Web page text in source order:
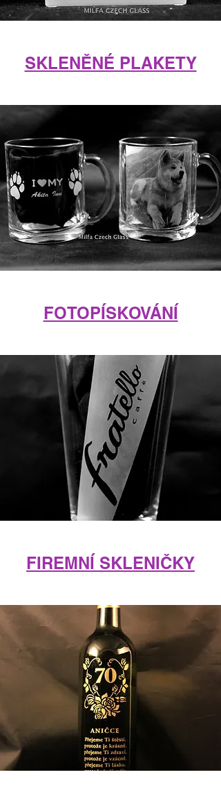
SKLENĚNÉ PLAKETY
FOTOPÍSKOVÁNÍ
FIREMNÍ SKLENIČKY